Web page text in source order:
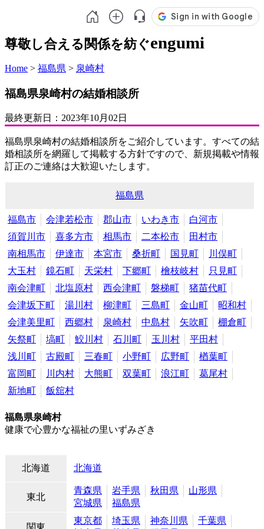
尊敬し合える関係を紡ぐengumi
Home > 福島県 > 泉崎村
福島県泉崎村の結婚相談所
最終更新日： 2023年10月02日
福島県泉崎村の結婚相談所をご紹介しています。すべての結
婚相談所を網羅して掲載する方針ですので、新規掲載や情報
訂正のご連絡は大歓迎いたします。
福島県
福島市 会津若松市 郡山市 いわき市
白河市
須賀川市
喜多方市 相馬市 二本松市
田村市
南相馬市
伊達市 本宮市 桑折町 国見町
川俣町
大玉村
鏡石町 天栄村 下郷町 檜枝岐村
只見町
南会津町
北塩原村 西会津町 磐梯町
猪苗代町
会津坂下町
湯川村 柳津町 三島町 金山町
昭和村
会津美里町
西郷村 泉崎村 中島村 矢吹町
棚倉町
矢祭町
塙町 鮫川村 石川町 玉川村
平田村
浅川町
古殿町 三春町 小野町 広野町
楢葉町
富岡町
川内村 大熊町 双葉町 浪江町
葛尾村
新地町
飯舘村
福島県泉崎村
健康で心豊かな福祉の里いずみざき
北海道 北海道
東北
青森県 岩手県 秋田県
山形県
宮城県
福島県
関東
東京都 埼玉県 神奈川県
千葉県